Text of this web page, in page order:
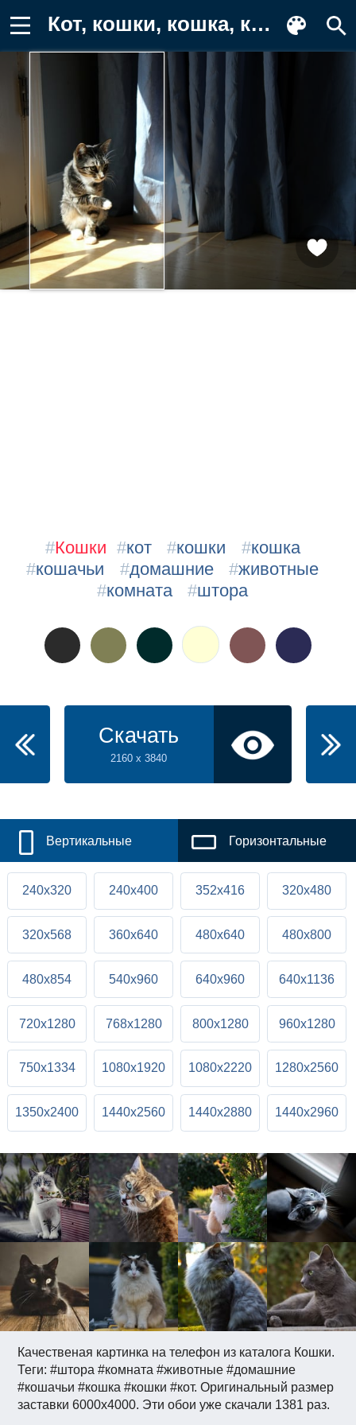
Кот, кошки, кошка, кошачьи, домашние Обои для телефона
Качественая картинка на телефон из каталога Кошки.
Теги: #штора #комната #животные #домашние
#кошачьи #кошка #кошки #кот. Оригинальный размер
заставки 6000x4000. Эти обои уже скачали 1381 раз.
#Кошки #кот #кошки #кошка
#кошачьи #домашние #животные
#комната #штора
Скачать
2160 x 3840
Вертикальные Горизонтальные
240x320 240x400 352x416 320x480
320x568 360x640 480x640 480x800
480x854 540x960 640x960 640x1136
720x1280 768x1280 800x1280 960x1280
750x1334 1080x1920 1080x2220 1280x2560
1350x2400 1440x2560 1440x2880 1440x2960